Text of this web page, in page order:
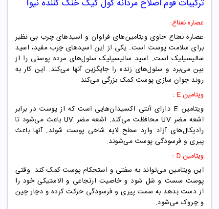
ترکیبات فوم اصلاح مردانه کول کیک خنک کننده نیوآ
عصاره نعناع:
عصاره نعناع حاوی ویتامین‌های فراوان و اسیدهای چرب بی نظیر
برای سلامت پوست است. یکی از این اسیدهای چرب مفید، اسید
سالیسیلیک است. اسید سالیسیلیک سلول‌های مرده پوستی را از
بین می‌برد و سلول‌های زنده را جایگزین آنها می‌کند. این کار به
روند جوان سازی پوست کمک بزرگی می‌کند.
ویتامین E :
ویتامین E دارای آنتی اکسیدان‌هایی است که از پوست در برابر
اشعه مضر UV محافظت می‌کند. اشعه‌ مضر UV باعث می‌شود تا
رادیکال‌های آزاد وارد سطح لایه شاخی پوست شوند. آنها باعث
پیری و فرسودگی پوست می‌شوند.
ویتامین D :
این ویتامین می‌تواند به سفتی و استحکام پوست کمک کند. وقتی
پوست سست و شل شود و خاصیت ارتجاعی و الاستیکی خود را
از دست بدهد به سمت پیری و فرسودگی حرکت کرده و دچار چین
و چروک می‌شود.